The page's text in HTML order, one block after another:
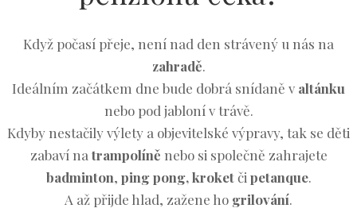
Když počasí přeje, není nad den strávený u nás na
zahradě.
Ideálním začátkem dne bude dobrá snídaně v altánku
nebo pod jabloní v trávě.
Kdyby nestačily výlety a objevitelské výpravy, tak se děti
zabaví na trampolíně nebo si společně zahrajete
badminton, ping pong, kroketči petanque.
A až přijde hlad, zažene ho grilování.